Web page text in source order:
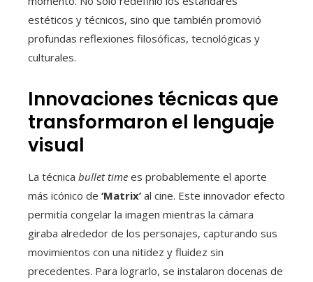
estéticos y técnicos, sino que también promovió
profundas reflexiones filosóficas, tecnológicas y
culturales.
Innovaciones técnicas que
transformaron el lenguaje
visual
La técnica bullet time es probablemente el aporte
más icónico de ‘Matrix’ al cine. Este innovador efecto
permitía congelar la imagen mientras la cámara
giraba alrededor de los personajes, capturando sus
movimientos con una nitidez y fluidez sin
precedentes. Para lograrlo, se instalaron docenas de